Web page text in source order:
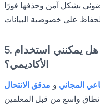
بشكل آمن وحذفها فورًا
5. هل يمكنني استخدام Cudekai للعمل المهني أو
الأكاديمي؟
المجاني و مدقق الانتحال
واسع من قبل المعلمين